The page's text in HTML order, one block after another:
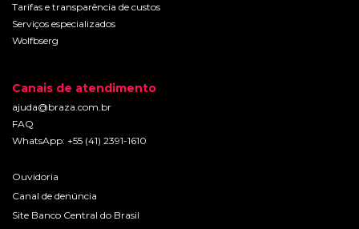
Tarifas e transparência de custos
Serviços especializados
Wolfbserg
Canais de atendimento
ajuda@braza.com.br
FAQ
WhatsApp: +55 (41) 2391-1610
Ouvidoria
Canal de denúncia
Site Banco Central do Brasil